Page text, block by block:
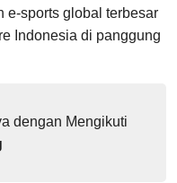
e-sports global terbesar
Indonesia di panggung
dengan Mengikuti